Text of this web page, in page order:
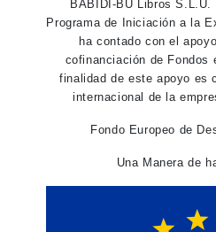
BABIDI-BÚ Libros S.L.U.
Programa de Iniciación a la
ha contado con el
cofinanciación de Fondos
finalidad de este apoyo es
internacional de la
Fondo Europeo de
Una Manera de